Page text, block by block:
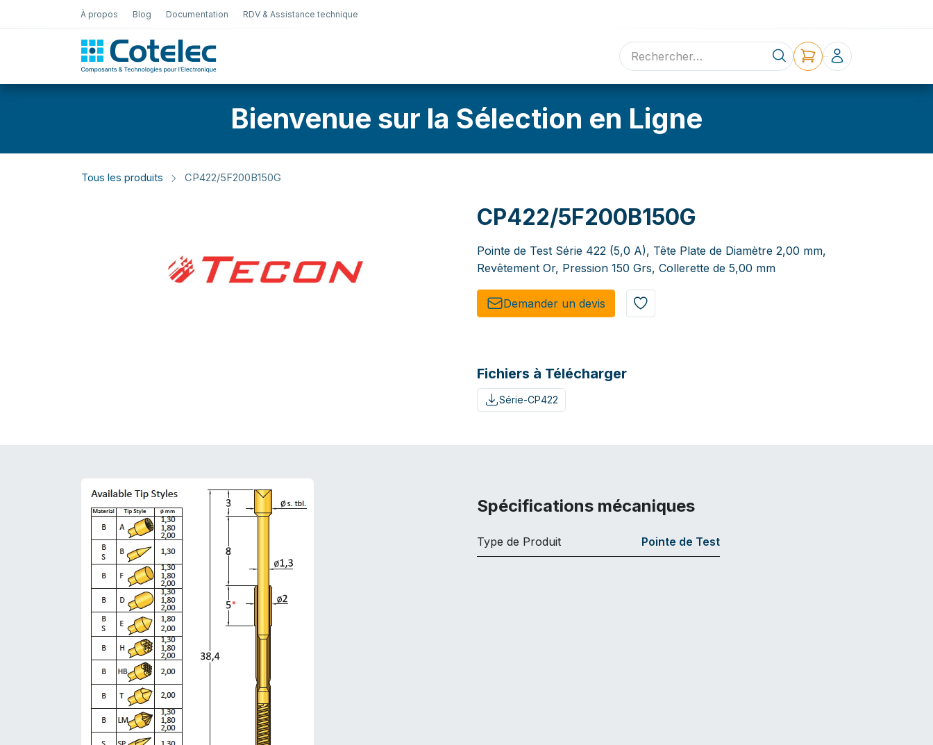
À propos Blog Documentation RDV & Assistance technique
Sélection en ligne Contact
Bienvenue sur la Sélection en Ligne
Tous les produits CP422/5F200B150G
CP422/5F200B150G
Pointe de Test Série 422 (5,0 A), Tête Plate de Diamètre 2,00 mm,
Revêtement Or, Pression 150 Grs, Collerette de 5,00 mm
Demander un de​​vis​​
Fichiers à Télécharger
Série-CP422
Spécifications mécaniques
Type de Produit Pointe de Test